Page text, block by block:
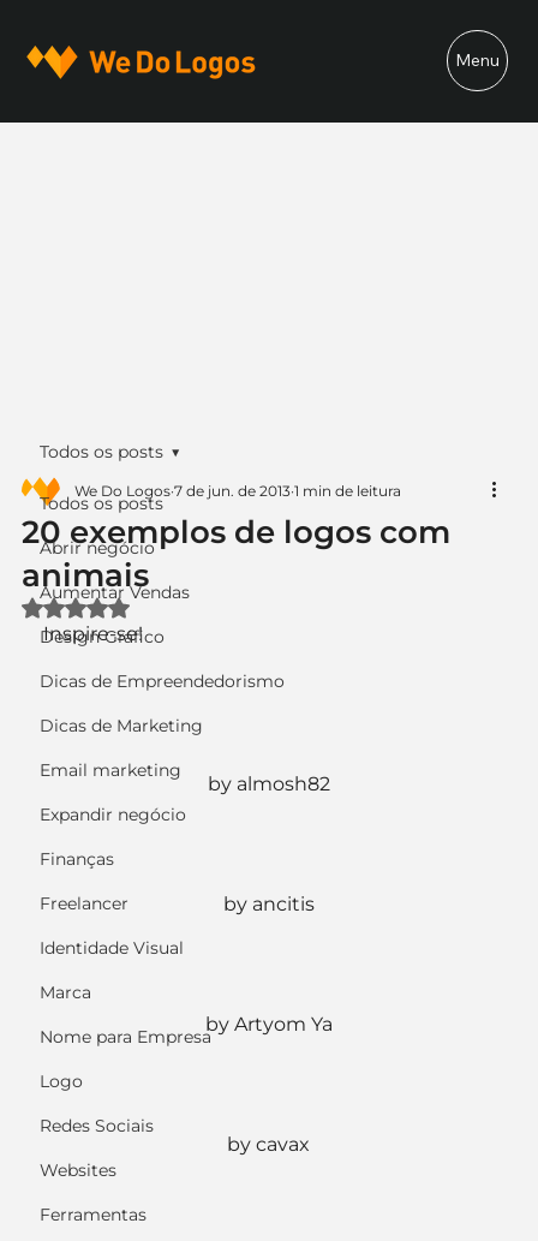
Menu
Todos os posts
Abrir negócio
Aumentar Vendas
Design Gráfico
Dicas de Empreendedorismo
Dicas de Marketing
Email marketing
Expandir negócio
Finanças
Freelancer
Identidade Visual
Marca
Nome para Empresa
Logo
Redes Sociais
Websites
Ferramentas
Todos os posts
20 exemplos de logos com
animais
We Do Logos 7 de jun. de 2013 1 min de leitura
Avaliado com NaN de 5 estrelas.
Inspire-se!
by almosh82
by ancitis
by Artyom Ya
by cavax